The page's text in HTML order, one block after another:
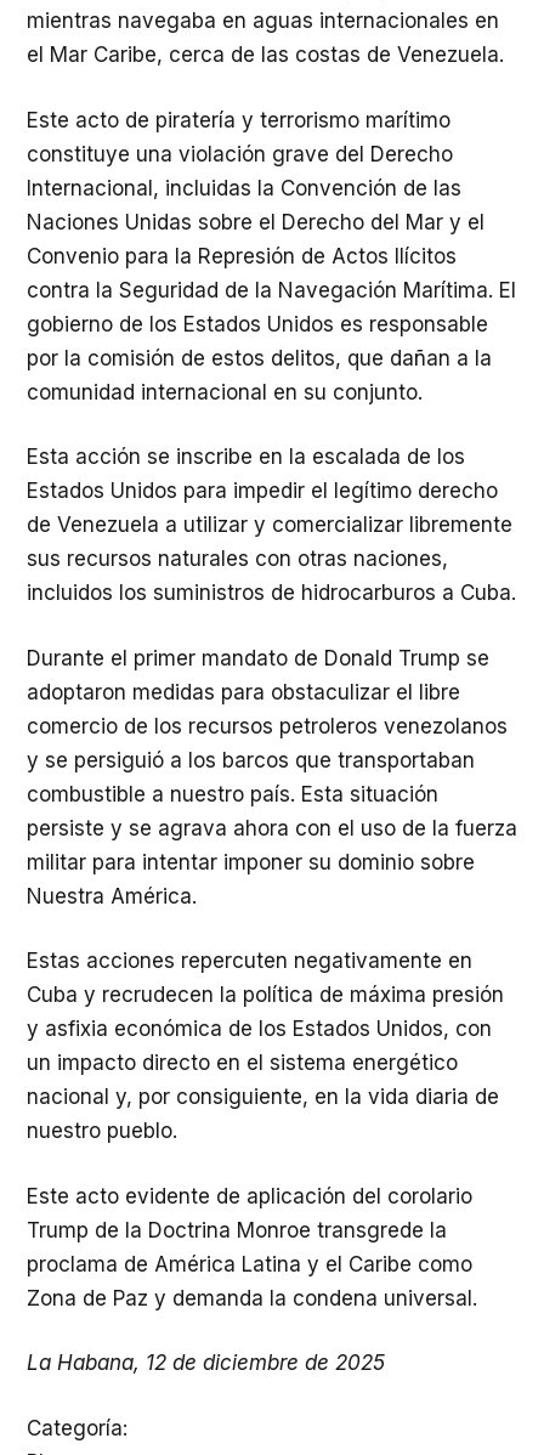
mientras navegaba en aguas internacionales en
el Mar Caribe, cerca de las costas de Venezuela.
Este acto de piratería y terrorismo marítimo
constituye una violación grave del Derecho
Internacional, incluidas la Convención de las
Naciones Unidas sobre el Derecho del Mar y el
Convenio para la Represión de Actos Ilícitos
contra la Seguridad de la Navegación Marítima. El
gobierno de los Estados Unidos es responsable
por la comisión de estos delitos, que dañan a la
comunidad internacional en su conjunto.
Esta acción se inscribe en la escalada de los
Estados Unidos para impedir el legítimo derecho
de Venezuela a utilizar y comercializar libremente
sus recursos naturales con otras naciones,
incluidos los suministros de hidrocarburos a Cuba.
Durante el primer mandato de Donald Trump se
adoptaron medidas para obstaculizar el libre
comercio de los recursos petroleros venezolanos
y se persiguió a los barcos que transportaban
combustible a nuestro país. Esta situación
persiste y se agrava ahora con el uso de la fuerza
militar para intentar imponer su dominio sobre
Nuestra América.
Estas acciones repercuten negativamente en
Cuba y recrudecen la política de máxima presión
y asfixia económica de los Estados Unidos, con
un impacto directo en el sistema energético
nacional y, por consiguiente, en la vida diaria de
nuestro pueblo.
Este acto evidente de aplicación del corolario
Trump de la Doctrina Monroe transgrede la
proclama de América Latina y el Caribe como
Zona de Paz y demanda la condena universal.
La Habana, 12 de diciembre de 2025
Categoría: